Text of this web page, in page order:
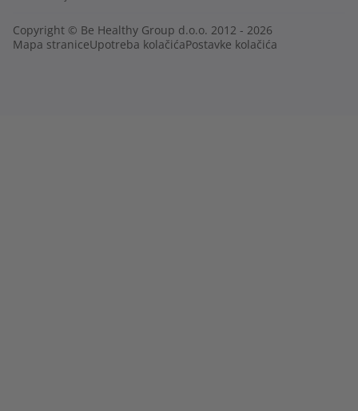
Copyright © Be Healthy Group d.o.o. 2012 - 2026
Mapa straniceUpotreba kolačićaPostavke kolačića